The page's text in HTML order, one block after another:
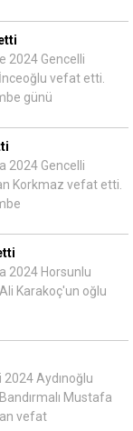
2024 Gencelli
vefat etti.
günü
2024 Gencelli
Korkmaz vefat etti.
2024 Horsunlu
Karakoç'un oğlu
Aydınoğlu
Mustafa
vefat